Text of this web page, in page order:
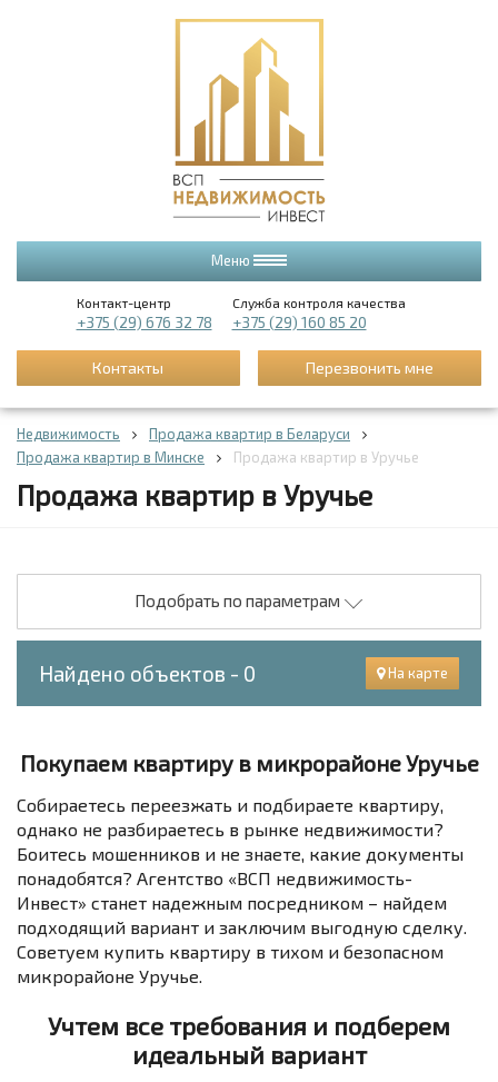
Меню
Контакт-центр
+375 (29) 676 32 78
Служба контроля качества
+375 (29) 160 85 20
Контакты Перезвонить мне
Недвижимость
Продажа квартир в Беларуси
Продажа квартир в Минске
Продажа квартир в Уручье
Продажа квартир в Уручье
Подобрать по параметрам
Найдено объектов - 0 На карте
Покупаем квартиру в микрорайоне Уручье
Собираетесь переезжать и подбираете квартиру,
однако не разбираетесь в рынке недвижимости?
Боитесь мошенников и не знаете, какие документы
понадобятся? Агентство «ВСП недвижимость-
Инвест» станет надежным посредником – найдем
подходящий вариант и заключим выгодную сделку.
Советуем купить квартиру в тихом и безопасном
микрорайоне Уручье.
Учтем все требования и подберем
идеальный вариант